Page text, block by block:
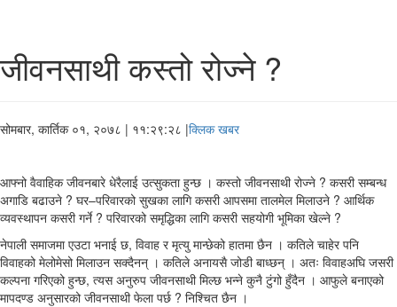
जीवनसाथी कस्तो रोज्ने ?
सोमबार, कार्तिक ०१, २०७८ | ११:२९:२८ |क्लिक खबर
आफ्नो वैवाहिक जीवनबारे धेरैलाई उत्सुकता हुन्छ । कस्तो जीवनसाथी रोज्ने ? कसरी सम्बन्ध
अगाडि बढाउने ? घर–परिवारको सुखका लागि कसरी आपसमा तालमेल मिलाउने ? आर्थिक
व्यवस्थापन कसरी गर्ने ? परिवारको समृद्धिका लागि कसरी सहयोगी भूमिका खेल्ने ?
नेपाली समाजमा एउटा भनाई छ, विवाह र मृत्यु मान्छेको हातमा छैन । कतिले चाहेर पनि
विवाहको मेलोमेसो मिलाउन सक्दैनन् । कतिले अनायसै जोडी बाध्छन् । अतः विवाहअघि जसरी
कल्पना गरिएको हुन्छ, त्यस अनुरुप जीवनसाथी मिल्छ भन्ने कुनै टुंगो हुँदैन । आफुले बनाएको
मापदण्ड अनुसारको जीवनसाथी फेला पर्छ ? निश्चित छैन ।